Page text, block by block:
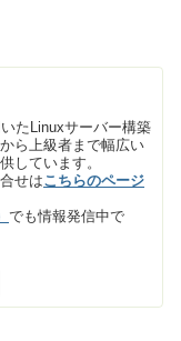
たLinuxサーバー構築
ら上級者まで幅広い
しています。
せはこちらのページ
でも情報発信中で